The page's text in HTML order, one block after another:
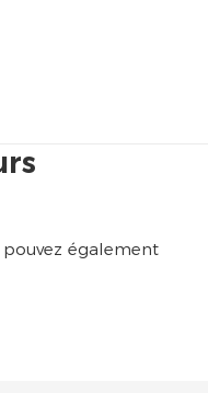
pouvez également